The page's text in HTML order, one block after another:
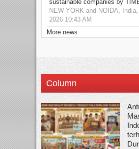
sustainable companies by
NEW YORK and NOIDA,
2026 10:43 AM
More news
Column